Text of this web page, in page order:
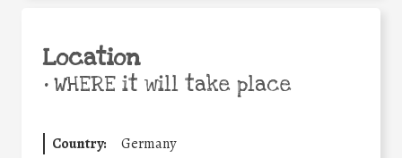
Location
•WHERE it will take place
Country:
Germany